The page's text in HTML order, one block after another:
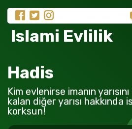
Islami Evlilik
Hadis
Kim evlenirse imanın
kalan diğer yarısı hakkında
korksun!